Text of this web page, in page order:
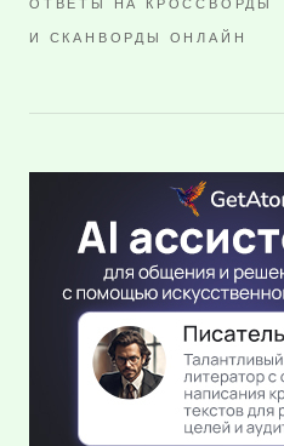
ОТВЕТЫ НА КРОССВОРДЫ
И СКАНВОРДЫ ОНЛАЙН